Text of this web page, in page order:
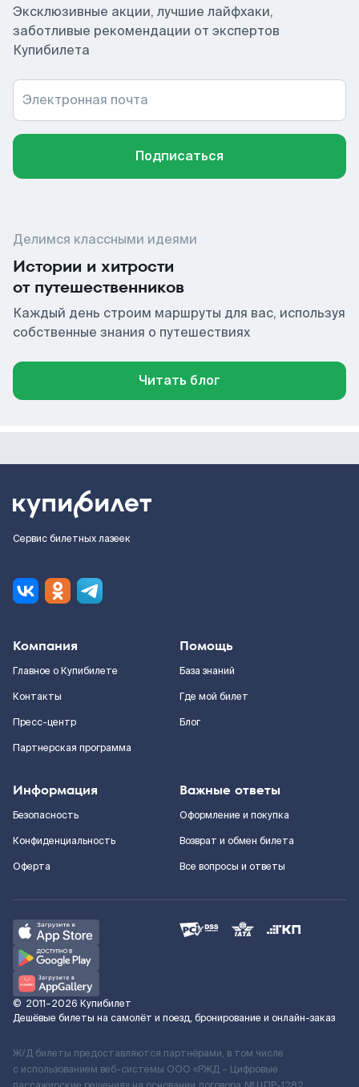
Эксклюзивные акции, лучшие лайфхаки,
заботливые рекомендации от экспертов
Купибилета
Электронная почта
Подписаться
Делимся классными идеями
Истории и хитрости
от путешественников
Каждый день строим маршруты для вас, используя
собственные знания о путешествиях
Читать блог
Сервис билетных лазеек
Компания
Главное о Купибилете
Контакты
Пресс-центр
Партнерская программа
Помощь
База знаний
Где мой билет
Блог
Информация
Безопасность
Конфиденциальность
Оферта
Важные ответы
Оформление и покупка
Возврат и обмен билета
Все вопросы и ответы
© 2011–2026 Купибилет
Дешёвые билеты на самолёт и поезд, бронирование и онлайн-заказ
Ж/Д билеты предоставляются партнёрами, в том числе
с использованием веб-системы ООО «РЖД – Цифровые